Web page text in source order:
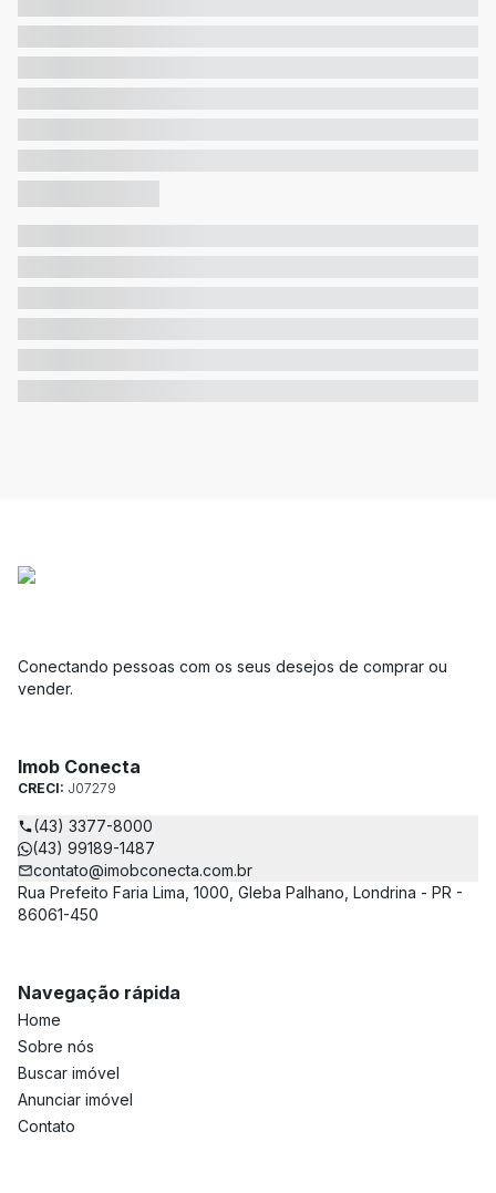
Conectando pessoas com os seus desejos de comprar ou
vender.
Imob Conecta
CRECI: J07279
(43) 3377-8000
(43) 99189-1487
contato@imobconecta.com.br
Rua Prefeito Faria Lima, 1000, Gleba Palhano, Londrina - PR -
86061-450
Navegação rápida
Home
Sobre nós
Buscar imóvel
Anunciar imóvel
Contato